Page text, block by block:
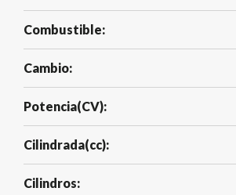
Combustible:
Cambio:
Potencia(CV):
Cilindrada(cc):
Cilindros: